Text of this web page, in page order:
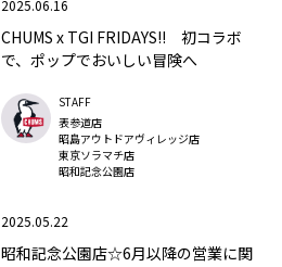
2025.06.16
CHUMS x TGI FRIDAYS!! 初コラボ
で、ポップでおいしい冒険へ
STAFF
表参道店
昭島アウトドアヴィレッジ店
東京ソラマチ店
昭和記念公園店
2025.05.22
昭和記念公園店☆6月以降の営業に関